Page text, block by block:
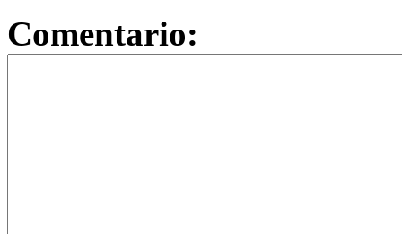
Comentario: